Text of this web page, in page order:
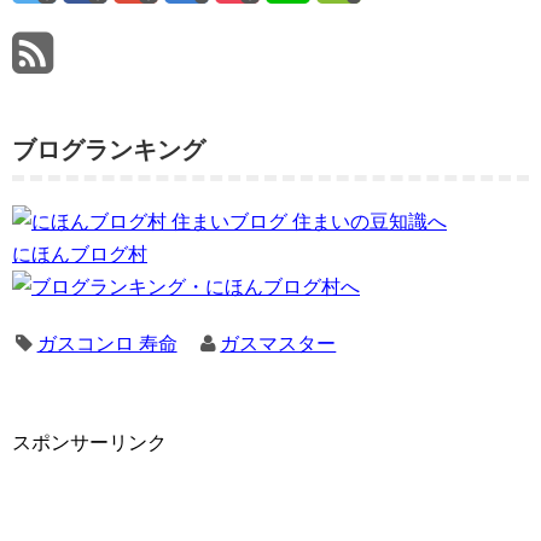
ブログランキング
にほんブログ村
ガスコンロ 寿命 ガスマスター
スポンサーリンク